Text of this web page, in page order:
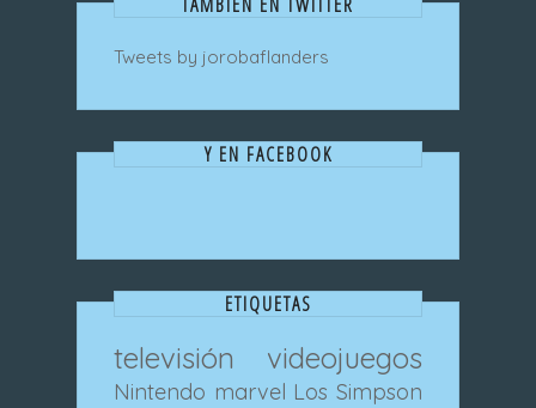
Tweets by jorobaflanders
Y EN FACEBOOK
ETIQUETAS
televisión videojuegos
Nintendo marvel Los Simpson